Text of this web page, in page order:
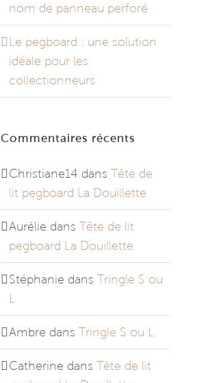
nom de panneau perforé
Le pegboard : une solution
idéale pour les
collectionneurs
Commentaires récents
Christiane14 dans Tête de
lit pegboard La Douillette
Aurélie dans Tête de lit
pegboard La Douillette
Stéphanie dans Tringle S ou
L
Ambre dans Tringle S ou L
Catherine dans Tête de lit